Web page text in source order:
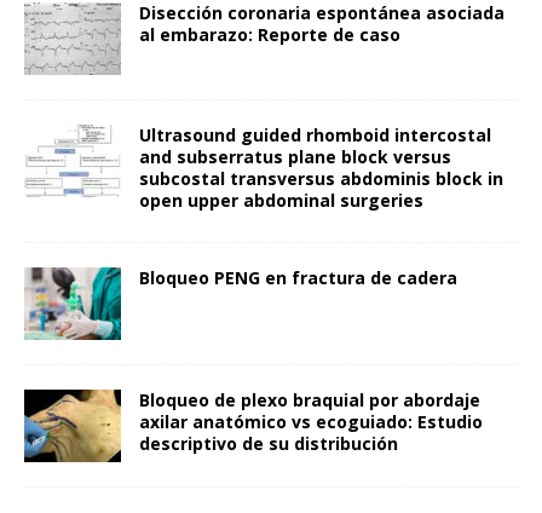
Disección coronaria espontánea asociada
al embarazo: Reporte de caso
Ultrasound guided rhomboid intercostal
and subserratus plane block versus
subcostal transversus abdominis block in
open upper abdominal surgeries
Bloqueo PENG en fractura de cadera
Bloqueo de plexo braquial por abordaje
axilar anatómico vs ecoguiado: Estudio
descriptivo de su distribución